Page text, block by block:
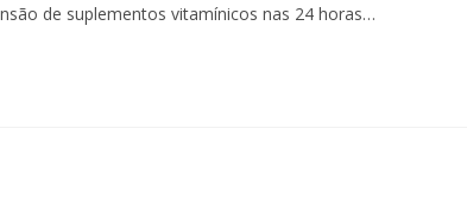
de suplementos vitamínicos nas 24 horas…